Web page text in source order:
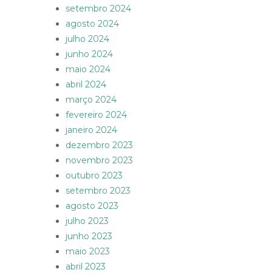
setembro 2024
agosto 2024
julho 2024
junho 2024
maio 2024
abril 2024
março 2024
fevereiro 2024
janeiro 2024
dezembro 2023
novembro 2023
outubro 2023
setembro 2023
agosto 2023
julho 2023
junho 2023
maio 2023
abril 2023